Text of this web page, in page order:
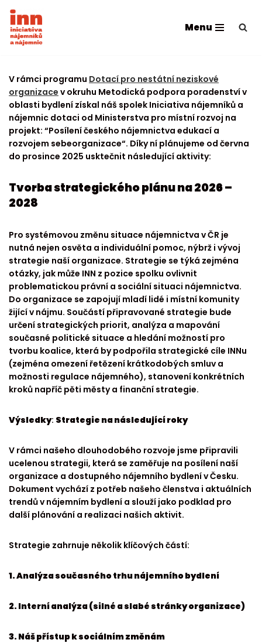
Skip
to
Menu
V rámci programu Dotací pro nestátní neziskové
organizace v okruhu Metodická podpora poradenství v
oblasti bydlení získal náš spolek Iniciativa nájemníků a
nájemnic dotaci od Ministerstva pro místní rozvoj na
projekt: “Posílení českého nájemnictva edukací a
rozvojem sebeorganizace“. Díky ní plánujeme od června
do prosince 2025 usktečnit následující aktivity:
Tvorba strategického plánu na 2026 –
2028
Pro systémovou změnu situace nájemnictva v ČR je
nutná nejen osvěta a individuální pomoc, nýbrž i vývoj
strategie naší organizace. Strategie se týká zejména
otázky, jak může INN z pozice spolku ovlivnit
problematickou právní a sociální situaci nájemnictva.
Do organizace se zapojují mladí lidé i místní komunity
žijící v nájmu. Součástí připravované strategie bude
určení strategických priorit, analýza a mapování
současné politické situace a hledání možností pro
tvorbu koalice, která by podpořila strategické cíle INNu
(zejména omezení řetězení krátkodobých smluv a
možnosti regulace nájemného), stanovení konkrétních
kroků napříč pěti městy a finanční strategie.
Výsledky: Strategie na následující roky
V rámci našeho dlouhodobého rozvoje jsme připravili
ucelenou strategii, která se zaměřuje na posílení naší
organizace a dostupného nájemního bydlení v Česku.
Dokument vychází z potřeb našeho členstva i aktuálních
trendů v nájemním bydlení a slouží jako podklad pro
další plánování a realizaci našich aktivit.
Strategie zahrnuje několik klíčových částí:
1. Analýza současného trhu nájemního bydlení
2. Interní analýza (silné a slabé stránky organizace)
3. Náš přístup k sociálním změnám